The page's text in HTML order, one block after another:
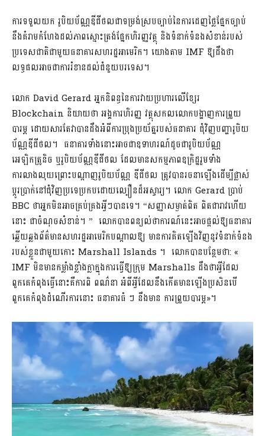
ការទទួលយក រូបិយប័ណ្ណឌីជីថលជាទម្រង់ស្របច្បាប់នៃការដេញថ្លៃផ្នែកច្បាប់
នឹងគំរាមកំហែងដល់ភាពស្មោះត្រង់ផ្នែកហិរញ្ញវត្ថុ និងទំនាក់ទំនងសំខាន់របស់
ប្រទេសជាតិជាមួយធនាគារសហរដ្ឋអាមេរិក។ យោងតាម ​​IMF ឱ្យដឹងថា
លទ្ធផលអាចជាការរំខានដល់ជំនួយបរទេស។
លោក David Gerard អ្នកនិពន្ធនៃការវាយប្រហារលើខ្សែរ
Blockchain និយាយថា អង្គការហិរញ្ញ វត្ថុសកលលោកបង្ហាញការព្រួយ
បារម្ភ ដោយសារតែវាបានដឹងអំពីការប្រុងប្រយ័ត្នរបស់ធនាគារ ជុំវិញបញ្ហារូបិយ
ប័ណ្ណឌីជីថល។ ធនាគារទាំងនោះអាចជាឧទាហរណ៍ដូចជារូបិយប័ណ្ណ
អេឡិកត្រូនិច ឬរូបិយប័ណ្ណឌីជីថល ដែលមានសកម្មភាពឧក្រិដ្ឋរួមទាំង
ការលាងលុយព្រោះបណ្តាញរូបិយប័ណ្ណ ឌីជីថល ត្រូវបានរចនាឡើងដើម្បីផ្លាស់
ប្តូរប្រាក់នៅជុំវិញប្រទេប្រកបដោយល្បឿនដ៏អស្ចារ្យ។ លោក Gerard ប្រាប់
BBC ថាអ្នកមិនអាចគ្រប់គ្រងអ្វីៗបានទេ។ “សញ្ញាសម្ងាត់ពិត ពិតជារាវហើយ
នោះ ជាចំណុចសំខាន់។ ” លោកបានពន្យល់ថាការណ៍នេះអាចផ្តល់ឱ្យធនាគារ
ឆ្លើយឆ្លងព័ត៌មានសហរដ្ឋអាមេរិកបណ្តាលឱ្យ មានការគិតឡើងវិញនូវទំនាក់ទំនង
របស់ខ្លួនជាមួយកោះ Marshall Islands ។ លោកបានបន្ថែមថា: «
IMF មិនមានកម្លាំងខ្លាំងក្លាក្នុងការធ្វើឱ្យក្រុម Marshalls ដឹងថាអ្វីដែល
ពួកគេកំពុងធ្វើនោះគឺការពិ ពណ៌នា អំពីអ្វីដែលនឹងកើតមានឡើងប្រសិនបើ
ពួកគេកំពុងដំណើរការនោះ ធនាគារធំ ៗ នឹងមាន ការព្រួយបារម្ភ»។